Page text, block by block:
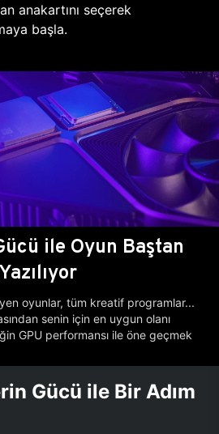
anakartını seçerek
başla.
ile Oyun Baştan
Yazılıyor
oyunlar, tüm kreatif programlar...
senin için en uygun olanı
GPU performansı ile öne geçmek
Gücü ile Bir Adım